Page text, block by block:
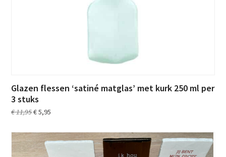
Glazen flessen ‘satiné matglas’ met kurk 250 ml per
3 stuks
€11,95Oorspronkelijke
was:
€ 11,95.
€5,95
is:
€ 5,95.